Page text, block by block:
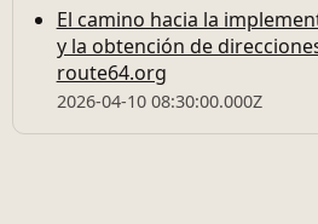
El camino hacia la
y la obtención de
route64.org
2026-04-10 08:30:00.000Z